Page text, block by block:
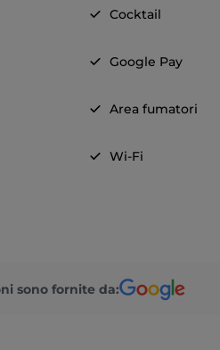
Cocktail
Google Pay
Area fumatori
Wi-Fi
sono fornite da: